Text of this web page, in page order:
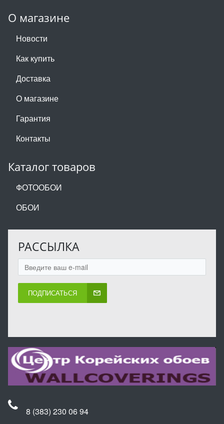
О магазине
Новости
Как купить
Доставка
О магазине
Гарантия
Контакты
Каталог товаров
ФОТООБОИ
ОБОИ
РАССЫЛКА
ПОДПИСАТЬСЯ
8 (383) 230 06 94